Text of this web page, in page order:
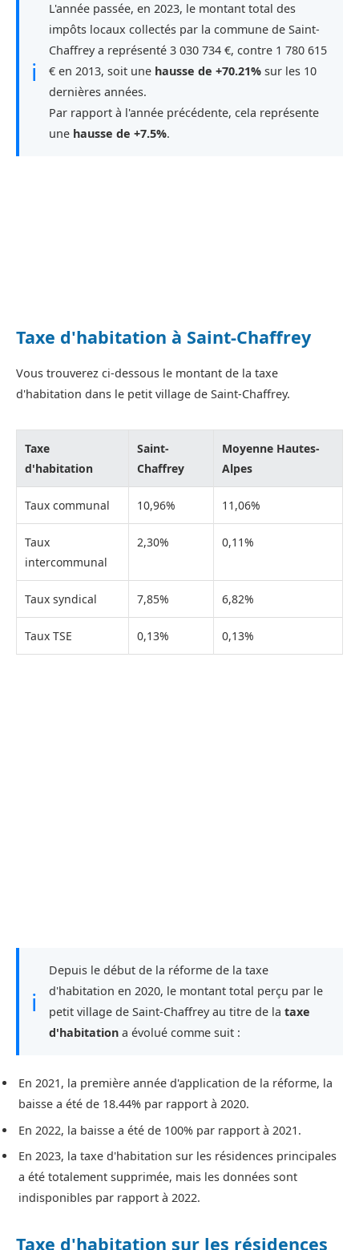
ℹ
L'année passée, en 2023, le montant total des
impôts locaux collectés par la commune de Saint-
Chaffrey a représenté 3 030 734 €, contre 1 780 615
€ en 2013, soit une hausse de +70.21% sur les 10
dernières années.
Par rapport à l'année précédente, cela représente
une hausse de +7.5%.
Taxe d'habitation à Saint-Chaffrey
Vous trouverez ci-dessous le montant de la taxe
d'habitation dans le petit village de Saint-Chaffrey.
Taxe
d'habitation
Saint-
Chaffrey
Moyenne Hautes-
Alpes
Taux communal 10,96% 11,06%
Taux
intercommunal
2,30% 0,11%
Taux syndical 7,85% 6,82%
Taux TSE 0,13% 0,13%
ℹ
Depuis le début de la réforme de la taxe
d'habitation en 2020, le montant total perçu par le
petit village de Saint-Chaffrey au titre de la taxe
d'habitation a évolué comme suit :
En 2021, la première année d'application de la réforme, la
baisse a été de 18.44% par rapport à 2020.
En 2022, la baisse a été de 100% par rapport à 2021.
En 2023, la taxe d'habitation sur les résidences principales
a été totalement supprimée, mais les données sont
indisponibles par rapport à 2022.
Taxe d'habitation sur les résidences